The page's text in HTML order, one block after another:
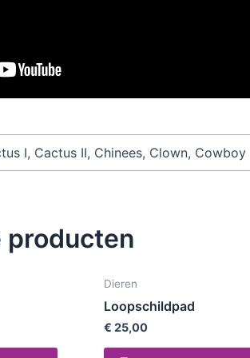
I, Cactus II, Chinees, Clown,
producten
Dieren
Loopschildpad
€ 25,00